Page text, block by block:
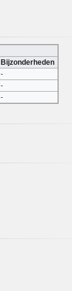
Bijzonderheden
-
-
-